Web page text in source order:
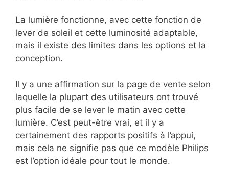
La lumière fonctionne, avec cette fonction de
lever de soleil et cette luminosité adaptable,
mais il existe des limites dans les options et la
conception.
Il y a une affirmation sur la page de vente selon
laquelle la plupart des utilisateurs ont trouvé
plus facile de se lever le matin avec cette
lumière. C’est peut-être vrai, et il y a
certainement des rapports positifs à l’appui,
mais cela ne signifie pas que ce modèle Philips
est l’option idéale pour tout le monde.